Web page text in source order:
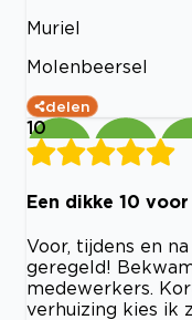
Muriel
Molenbeersel
delen
10
Een dikke 10
Voor, tijdens en
geregeld!
medewerkers.
verhuizing kies ik